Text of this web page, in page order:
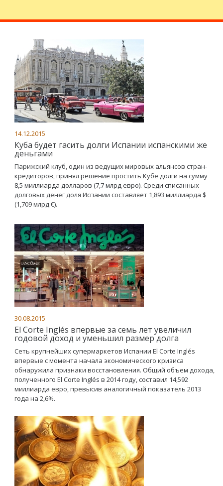
14.12.2015
Куба будет гасить долги Испании испанскими же
деньгами
Парижский клуб, один из ведущих мировых альянсов стран-
кредиторов, принял решение простить Кубе долги на сумму
8,5 миллиарда долларов (7,7 млрд евро). Среди списанных
долговых денег доля Испании составляет 1,893 миллиарда $
(1,709 млрд €).
30.08.2015
El Corte Inglés впервые за семь лет увеличил
годовой доход и уменьшил размер долга
Сеть крупнейших супермаркетов Испании El Corte Inglés
впервые с момента начала экономического кризиса
обнаружила признаки восстановления. Общий объем дохода,
полученного El Corte Inglés в 2014 году, составил 14,592
миллиарда евро, превысив аналогичный показатель 2013
года на 2,6%.